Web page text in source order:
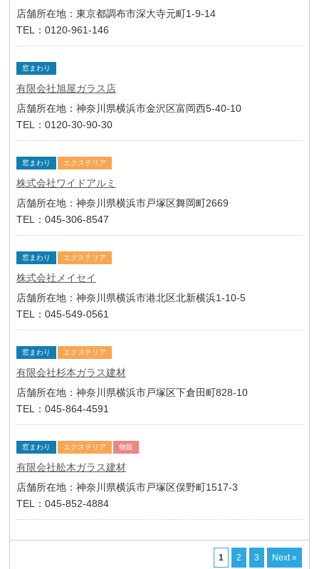
店舗所在地：東京都調布市深大寺元町1-9-14
TEL：0120-961-146
窓まわり
有限会社旭屋ガラス店
店舗所在地：神奈川県横浜市金沢区富岡西5-40-10
TEL：0120-30-90-30
窓まわり エクステリア
株式会社ワイドアルミ
店舗所在地：神奈川県横浜市戸塚区舞岡町2669
TEL：045-306-8547
窓まわり エクステリア
株式会社メイセイ
店舗所在地：神奈川県横浜市港北区北新横浜1-10-5
TEL：045-549-0561
窓まわり エクステリア
有限会社杉本ガラス建材
店舗所在地：神奈川県横浜市戸塚区下倉田町828-10
TEL：045-864-4591
窓まわり エクステリア 物販
有限会社舩木ガラス建材
店舗所在地：神奈川県横浜市戸塚区俣野町1517-3
TEL：045-852-4884
1 2 3 Next »